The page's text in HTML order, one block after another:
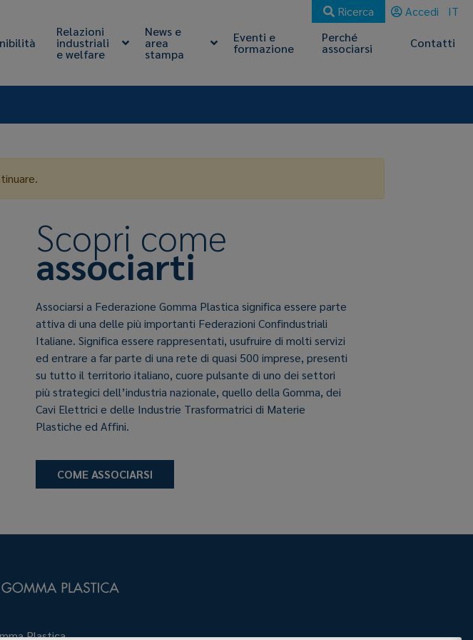
Ricerca Accedi IT
Relazioni
industriali
e welfare
News e
area
stampa
Eventi e
formazione
Perché
associarsi Contatti
Scopri come
associarti
Associarsi a Federazione Gomma Plastica significa essere parte
attiva di una delle più importanti Federazioni Confindustriali
Italiane. Significa essere rappresentati, usufruire di molti servizi
ed entrare a far parte di una rete di quasi 500 imprese, presenti
su tutto il territorio italiano, cuore pulsante di uno dei settori
più strategici dell’industria nazionale, quello della Gomma, dei
Cavi Elettrici e delle Industrie Trasformatrici di Materie
Plastiche ed Affini.
COME ASSOCIARSI
Plastica